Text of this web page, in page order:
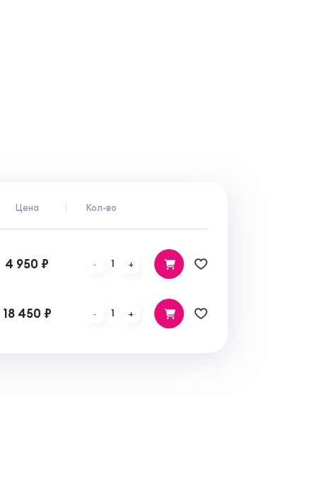
Цена Кол-во
4 950 ₽ - 1 +
18 450 ₽ - 1 +